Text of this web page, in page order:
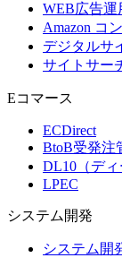
WEB広告運
Amazon コ
デジタルサ
サイトサー
Eコマース
ECDirect
BtoB受発注
DL10（ディ
LPEC
システム開発
システム開